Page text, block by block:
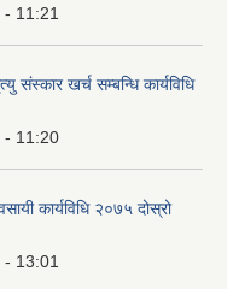
11:21
संस्कार खर्च सम्बन्धि कार्यविधि
- 11:20
कार्यविधि २०७५ दोस्रो
13:01